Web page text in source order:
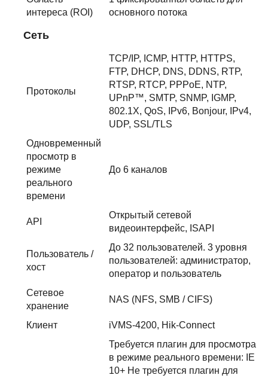
интереса (ROI)
основного потока
Сеть
Протоколы
TCP/IP, ICMP, HTTP, HTTPS,
FTP, DHCP, DNS, DDNS, RTP,
RTSP, RTCP, PPPoE, NTP,
UPnP™, SMTP, SNMP, IGMP,
802.1X, QoS, IPv6, Bonjour, IPv4,
UDP, SSL/TLS
Одновременный
просмотр в
режиме
реального
времени
До 6 каналов
API
Открытый сетевой
видеоинтерфейс, ISAPI
Пользователь /
хост
До 32 пользователей. 3 уровня
пользователей: администратор,
оператор и пользователь
Сетевое
хранение
NAS (NFS, SMB / CIFS)
Клиент iVMS-4200, Hik-Connect
Требуется плагин для просмотра
в режиме реального времени: IE
10+ Не требуется плагин для